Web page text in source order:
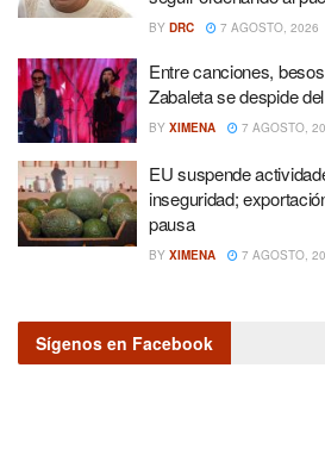
BY DRC 7 AGOSTO, 2026
Entre canciones,
Zabaleta se despide
BY XIMENA 7 AGOSTO,
EU suspende
inseguridad;
pausa
BY XIMENA 7 AGOSTO,
Sígenos en Facebook